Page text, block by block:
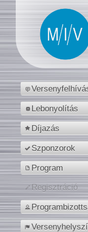
Lebonyolítás
Díjazás
Szponzorok
Program
Regisztráció